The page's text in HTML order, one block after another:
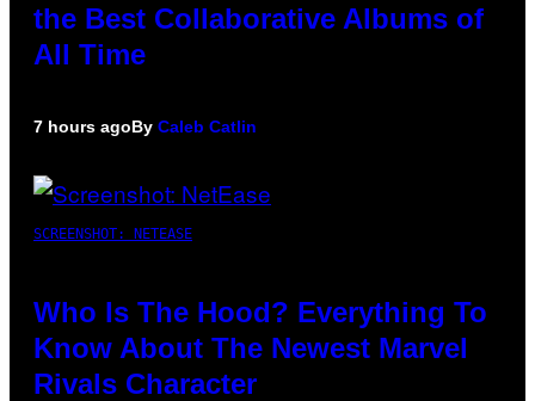
the Best Collaborative Albums of
All Time
7 hours agoBy Caleb Catlin
SCREENSHOT: NETEASE
Who Is The Hood? Everything To
Know About The Newest Marvel
Rivals Character